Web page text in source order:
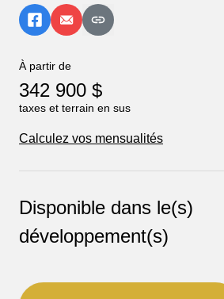
À partir de
342 900 $
taxes et terrain en sus
Calculez vos mensualités
Disponible dans le(s)
développement(s)